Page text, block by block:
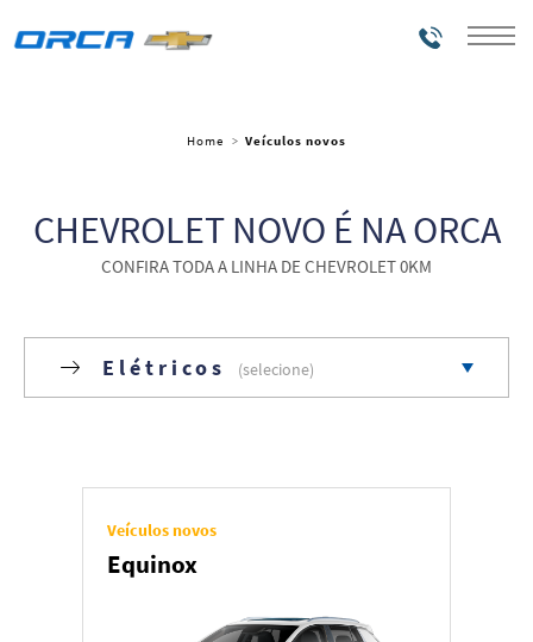
Telefones
Home Veículos novos
CHEVROLET NOVO É NA ORCA
CONFIRA TODA A LINHA DE CHEVROLET 0KM
Elétricos
Carros
Veículos novos
Equinox